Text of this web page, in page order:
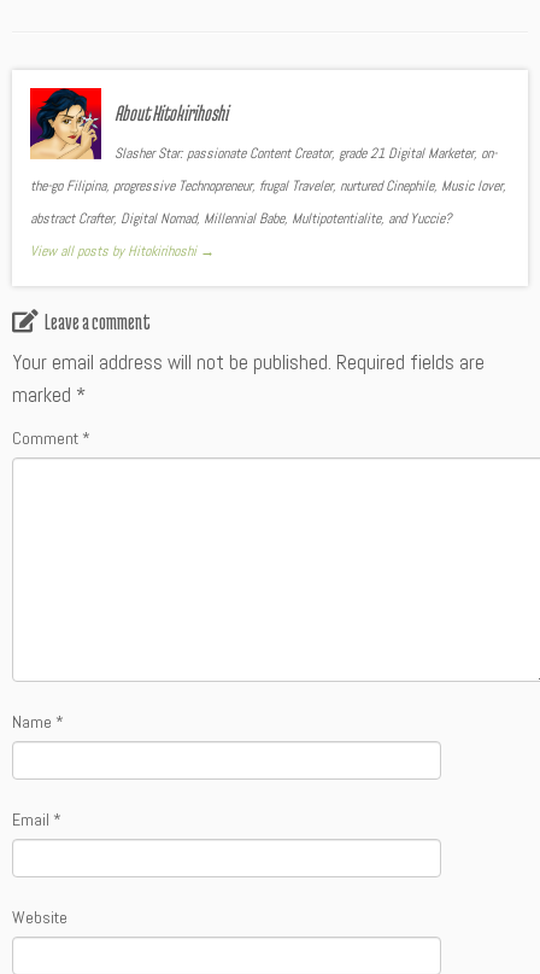
About Hitokirihoshi
Slasher Star: passionate Content Creator, grade 21 Digital Marketer, on-
the-go Filipina, progressive Technopreneur, frugal Traveler, nurtured Cinephile, Music lover,
abstract Crafter, Digital Nomad, Millennial Babe, Multipotentialite, and Yuccie?
View all posts by Hitokirihoshi →
Leave a comment
Your email address will not be published. Required fields are
marked *
Comment *
Name *
Email *
Website